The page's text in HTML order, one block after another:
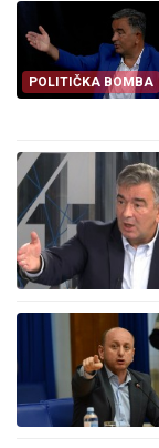
POLITIČKA BOMBA